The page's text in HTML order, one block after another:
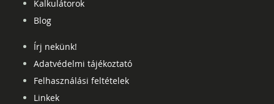
Kalkulátorok
Blog
Írj nekünk!
Adatvédelmi tájékoztató
Felhasználási feltételek
Linkek